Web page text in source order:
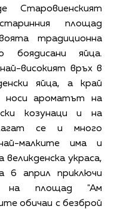
площад
традиционна
боядисани яйца.
високият връх в
яйца, а край
носи ароматът на
козунаци и на
се и много
малките има и
украса,
6 април приключи
на площад "Ам
обичаи с безброй